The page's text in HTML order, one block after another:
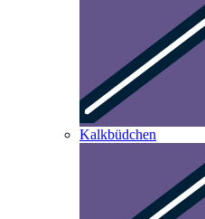
Kalkbüdchen